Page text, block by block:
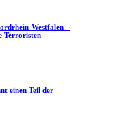
Westfalen –
Terroristen
einen Teil der